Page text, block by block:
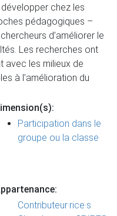
chez les
pédagogiques –
d’améliorer le
Les recherches ont
avec les milieux de
à l’amélioration du
Participation dans le
groupe ou la classe
Contributeur·rice·s